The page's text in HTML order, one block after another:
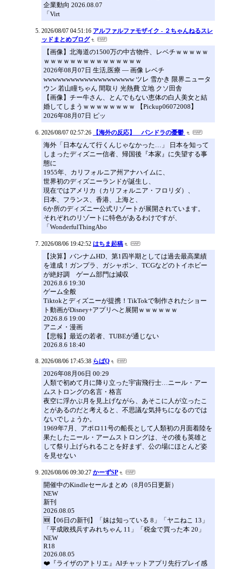
企業動向 2026.08.07
「Virt
2026/08/07 04:51:16 アルファルファモザイク - ２ちゃんねるスレ
ッドまとめブログ
【画像】北海道の1500万の中古物件、レベチｗｗｗｗｗ
ｗｗｗｗｗｗｗｗｗｗｗｗｗｗｗ
2026年08月07日 生活,医療 ― 画像 レベチ
wwwwwwwwwwwwwwwwwwww ツレ 雪かき 限界ニュータ
ウン 若山瞳ちゃん 間取り 光熱費 立地 クソ田舎
【画像】チー牛さん、とんでもない恵体の白人美女と結
婚してしまうｗｗｗｗｗｗｗｗ 【Pickup06072008】
2026年08月07日 ピッ
2026/08/07 02:57:26 【海外の反応】 パンドラの憂鬱
海外「日本なんて行くんじゃなかった…」 日本を知って
しまったディズニー信者、帰国後『本家』に失望する事
態に
1955年、カリフォルニア州アナハイムに、
世界初のディズニーランドが誕生し、
現在ではアメリカ（カリフォルニア・フロリダ）、
日本、フランス、香港、上海と、
6か所のディズニー公式リゾートが展開されています。
それぞれのリゾートに特色があるわけですが、
「WonderfulThingAbo
2026/08/06 19:42:52 はちま起稿
【決算】バンナムHD、第1四半期としては過去最高業績
を達成！ガンプラ、ガシャポン、TCGなどのトイホビー
が絶好調 ゲーム部門は減収
2026.8.6 19:30
ゲーム全般
Tiktokとディズニーが提携！TikTokで制作されたショー
ト動画がDisney+アプリへと展開ｗｗｗｗｗｗ
2026.8.6 19:00
アニメ・漫画
【悲報】最近の若者、TUBEが通じない
2026.8.6 18:40
2026/08/06 17:45:38 らばQ
2026年08月06日 00:29
人類で初めて月に降り立った宇宙飛行士…ニール・アー
ムストロングの名言・格言
夜空に浮かぶ月を見上げながら、あそこに人が立ったこ
とがあるのだと考えると、不思議な気持ちになるのでは
ないでしょうか。
1969年7月、アポロ11号の船長として人類初の月面着陸を
果たしたニール・アームストロングは、その後も英雄と
して祭り上げられることを好まず、公の場にほとんど姿
を見せない
2026/08/06 09:30:27 かーずSP
開催中のKindleセールまとめ（8月05日更新）
NEW
新刊
2026.08.05
🆕【06日の新刊】「妹は知っている 8」「ヤニねこ 13」
「平成敗残兵すみれちゃん 11」「税金で買った本 20」
NEW
R18
2026.08.05
❤️『ライザのアトリエ』AIチャットアプリ先行プレイ感